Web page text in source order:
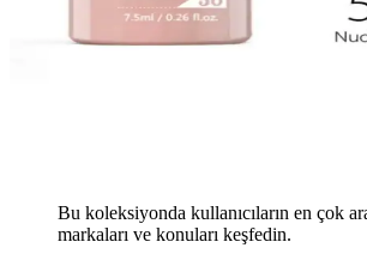
Bu koleksiyonda kullanıcıların en çok
markaları ve konuları keşfedin.